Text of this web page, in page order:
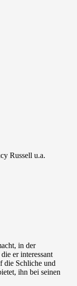
Russell u.a.
in der
er interessant
die Schliche und
ihn bei seinen